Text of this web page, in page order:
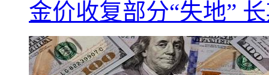
金价收复部分“失地”